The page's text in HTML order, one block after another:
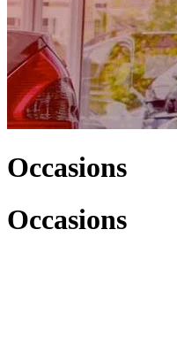
Occasions
Occasions